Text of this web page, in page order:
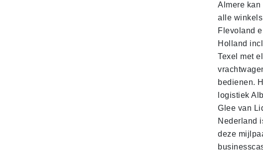
Almere
alle
Flevoland
Holland
Texel met
bedienen.
logistiek
Glee van
Nederland
deze